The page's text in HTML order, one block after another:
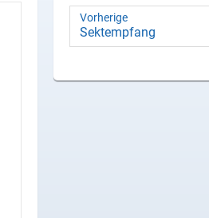
Vorherige
Sekt­emp­fang